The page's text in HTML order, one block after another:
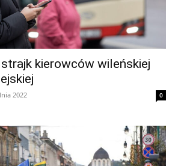
strajk kierowców wileńskiej
2022 0